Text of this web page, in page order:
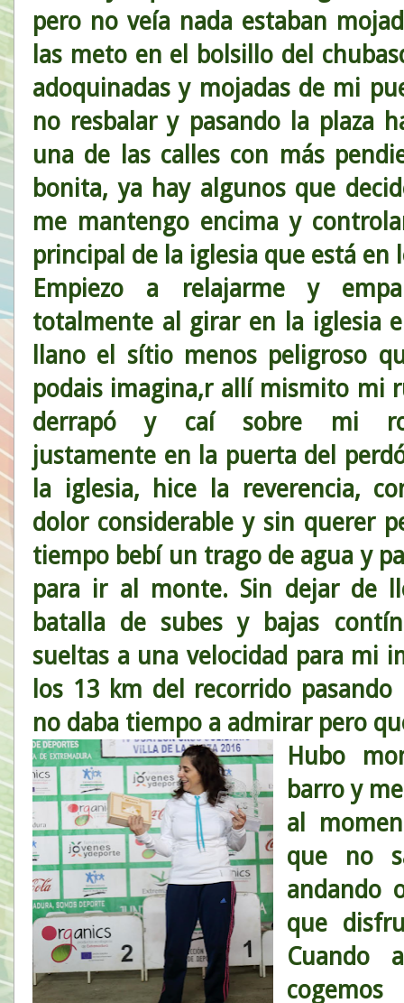
pero no veía nada estaban
las meto en el bolsillo del
adoquinadas y mojadas de mi
no resbalar y pasando la plaza
una de las calles con más
bonita, ya hay algunos que
me mantengo encima y
principal de la iglesia que está en
Empiezo a relajarme y
totalmente al girar en la iglesia
llano el sítio menos peligroso
podais imagina,r allí mismito mi
derrapó y caí sobre mi
justamente en la puerta del
la iglesia, hice la reverencia,
dolor considerable y sin querer
tiempo bebí un trago de agua y
para ir al monte. Sin dejar de
batalla de subes y bajas
sueltas a una velocidad para mi
los 13 km del recorrido
no daba tiempo a admirar pero
Hubo
barro y
al
que no
andando
que
Cuando